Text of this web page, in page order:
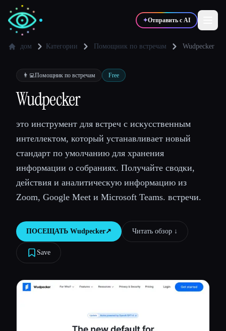
✦Отправить с AI
✍️Писатели 🎨
💻 Разработчики
🎓Студенты 🎬Креаторы
Блог
Сравнить инструменты
Все категории
дом Категории Помощник по встречам Wudpecker
👨‍💻Помощник по встречам Free
Wudpecker
это инструмент для встреч с искусственным
интеллектом, который устанавливает новый
стандарт по умолчанию для хранения
информации о собраниях. Получайте сводки,
действия и аналитическую информацию из
Zoom, Google Meet и Microsoft Teams. встречи.
ПОСЕЩАТЬ Wudpecker↗︎ Читать обзор ↓︎
Save